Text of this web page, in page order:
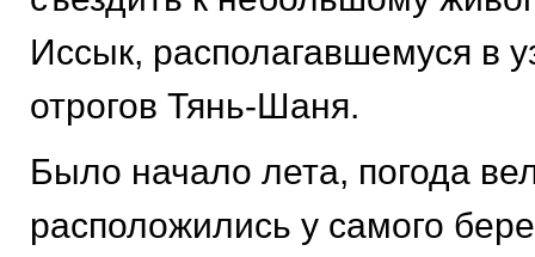
Иссык, располагавшемуся в
отрогов Тянь-Шаня.
Было начало лета, погода
расположились у самого